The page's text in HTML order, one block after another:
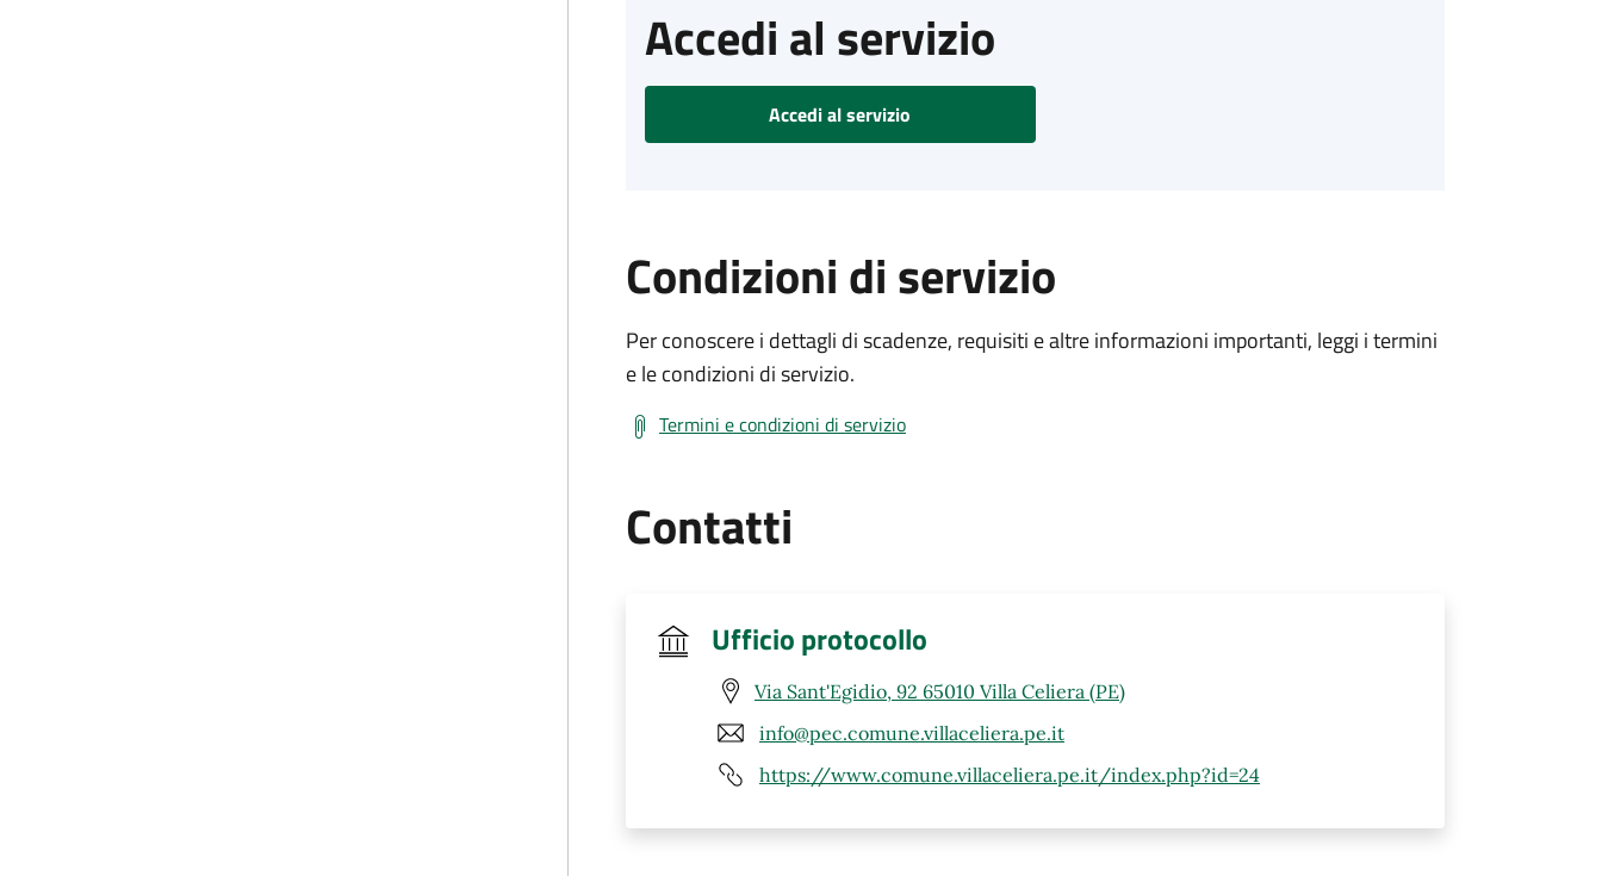
Accedi al servizio
Accedi al servizio
Condizioni di servizio
Per conoscere i dettagli di scadenze, requisiti e altre informazioni importanti, leggi i termini
e le condizioni di servizio.
Termini e condizioni di servizio
Contatti
Ufficio protocollo
Via Sant'Egidio, 92 65010 Villa Celiera (PE)
info@pec.comune.villaceliera.pe.it
https://www.comune.villaceliera.pe.it/index.php?id=24